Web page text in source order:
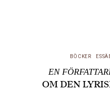
BÖCKER
EN
OM DEN